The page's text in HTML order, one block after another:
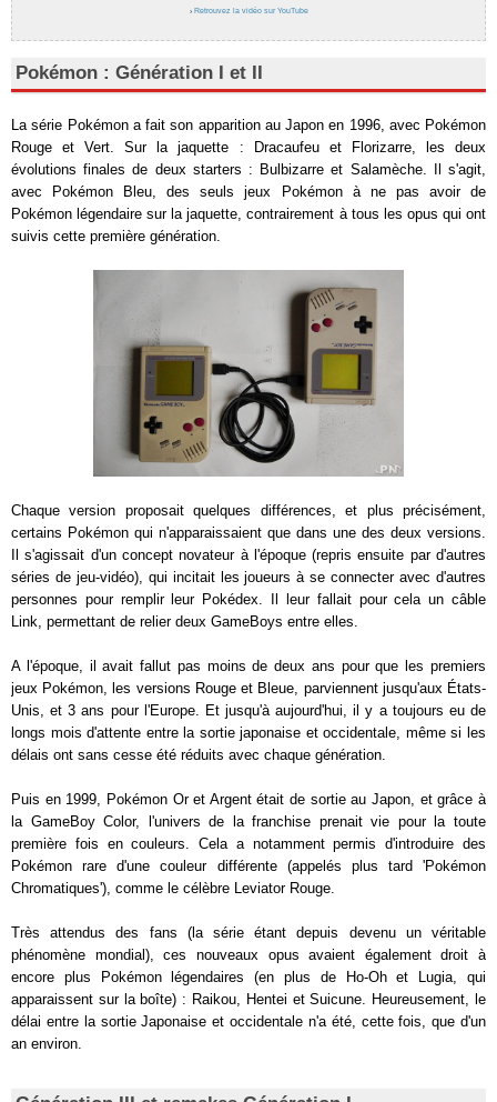
› Retrouvez la vidéo sur YouTube
Pokémon : Génération I et II
La série Pokémon a fait son apparition au Japon en 1996, avec Pokémon
Rouge et Vert. Sur la jaquette : Dracaufeu et Florizarre, les deux
évolutions finales de deux starters : Bulbizarre et Salamèche. Il s'agit,
avec Pokémon Bleu, des seuls jeux Pokémon à ne pas avoir de
Pokémon légendaire sur la jaquette, contrairement à tous les opus qui ont
suivis cette première génération.
Chaque version proposait quelques différences, et plus précisément,
certains Pokémon qui n'apparaissaient que dans une des deux versions.
Il s'agissait d'un concept novateur à l'époque (repris ensuite par d'autres
séries de jeu-vidéo), qui incitait les joueurs à se connecter avec d'autres
personnes pour remplir leur Pokédex. Il leur fallait pour cela un câble
Link, permettant de relier deux GameBoys entre elles.
A l'époque, il avait fallut pas moins de deux ans pour que les premiers
jeux Pokémon, les versions Rouge et Bleue, parviennent jusqu'aux États-
Unis, et 3 ans pour l'Europe. Et jusqu'à aujourd'hui, il y a toujours eu de
longs mois d'attente entre la sortie japonaise et occidentale, même si les
délais ont sans cesse été réduits avec chaque génération.
Puis en 1999, Pokémon Or et Argent était de sortie au Japon, et grâce à
la GameBoy Color, l'univers de la franchise prenait vie pour la toute
première fois en couleurs. Cela a notamment permis d'introduire des
Pokémon rare d'une couleur différente (appelés plus tard 'Pokémon
Chromatiques'), comme le célèbre Leviator Rouge.
Très attendus des fans (la série étant depuis devenu un véritable
phénomène mondial), ces nouveaux opus avaient également droit à
encore plus Pokémon légendaires (en plus de Ho-Oh et Lugia, qui
apparaissent sur la boîte) : Raikou, Hentei et Suicune. Heureusement, le
délai entre la sortie Japonaise et occidentale n'a été, cette fois, que d'un
an environ.